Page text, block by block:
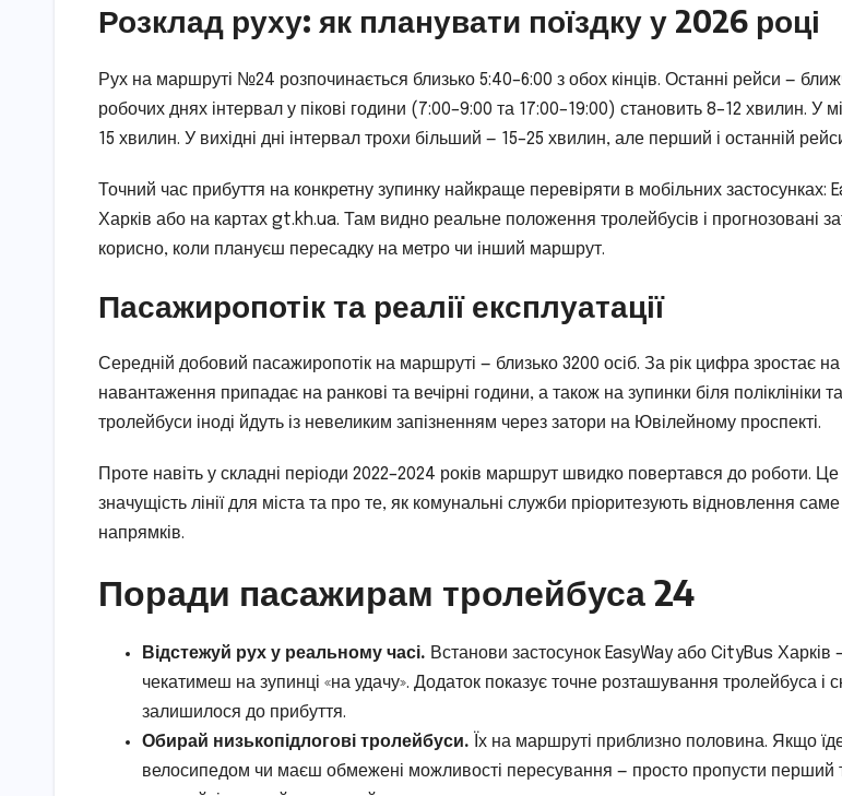
Розклад руху: як планувати поїздку у 2026 році
Рух на маршруті №24 розпочинається близько 5:40–6:00 з обох кінців. Останні рейси —
робочих днях інтервал у пікові години (7:00–9:00 та 17:00–19:00) становить 8–12 хвилин. У
15 хвилин. У вихідні дні інтервал трохи більший — 15–25 хвилин, але перший і останній
Точний час прибуття на конкретну зупинку найкраще перевіряти в мобільних застосунках:
Харків або на картах gt.kh.ua. Там видно реальне положення тролейбусів і прогнозовані
корисно, коли плануєш пересадку на метро чи інший маршрут.
Пасажиропотік та реалії експлуатації
Середній добовий пасажиропотік на маршруті — близько 3200 осіб. За рік цифра зростає
навантаження припадає на ранкові та вечірні години, а також на зупинки біля поліклініки
тролейбуси іноді йдуть із невеликим запізненням через затори на Ювілейному проспекті.
Проте навіть у складні періоди 2022–2024 років маршрут швидко повертався до роботи. Це
значущість лінії для міста та про те, як комунальні служби пріоритезують відновлення
напрямків.
Поради пасажирам тролейбуса 24
Відстежуй рух у реальному часі. Встанови застосунок EasyWay або CityBus Харків
чекатимеш на зупинці «на удачу». Додаток показує точне розташування тролейбуса і
залишилося до прибуття.
Обирай низькопідлогові тролейбуси. Їх на маршруті приблизно половина. Якщо
велосипедом чи маєш обмежені можливості пересування — просто пропусти перший